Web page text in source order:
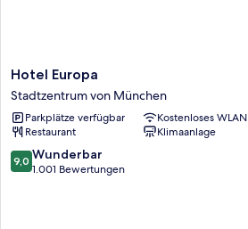
Hotel
Europa
Stadtzentrum
von
München
Hotel Europa
Stadtzentrum von München
Parkplätze verfügbar
Kostenloses WLAN
Restaurant
Klimaanlage
9.0
von
9,0 Wunderbar
1.001 Bewertungen